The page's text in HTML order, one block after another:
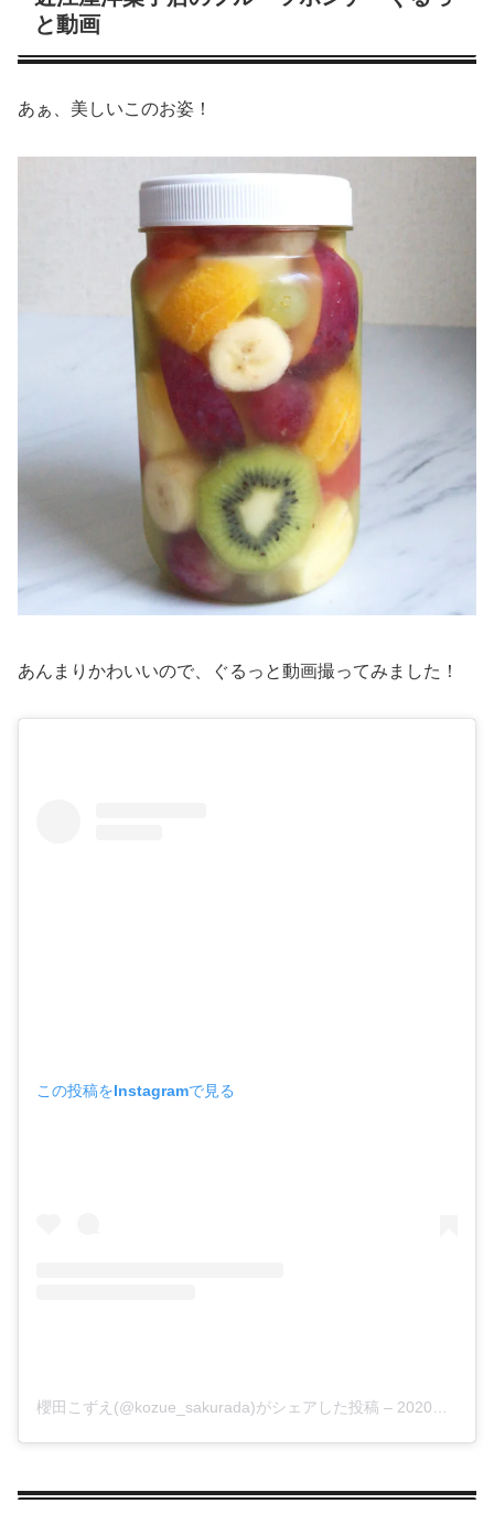
と動画
あぁ、美しいこのお姿！
あんまりかわいいので、ぐるっと動画撮ってみました！
この投稿をInstagramで見る
櫻田こずえ(@kozue_sakurada)がシェアした投稿 – 2020年 9月月6日午前6時53分PDT